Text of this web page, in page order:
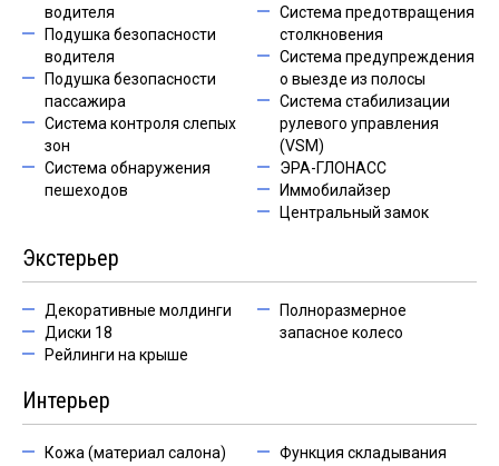
водителя
Подушка безопасности
водителя
Подушка безопасности
пассажира
Система контроля слепых
зон
Система обнаружения
пешеходов
Система предотвращения
столкновения
Система предупреждения
о выезде из полосы
Система стабилизации
рулевого управления
(VSM)
ЭРА-ГЛОНАСС
Иммобилайзер
Центральный замок
Экстерьер
Декоративные молдинги
Диски 18
Рейлинги на крыше
Полноразмерное
запасное колесо
Интерьер
Кожа (материал салона) Функция складывания